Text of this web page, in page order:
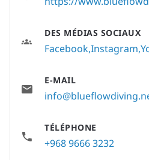
DES MÉDIAS SOCIAUX
FacebookInstagram
E-MAIL
TÉLÉPHONE
+968 9666 3232